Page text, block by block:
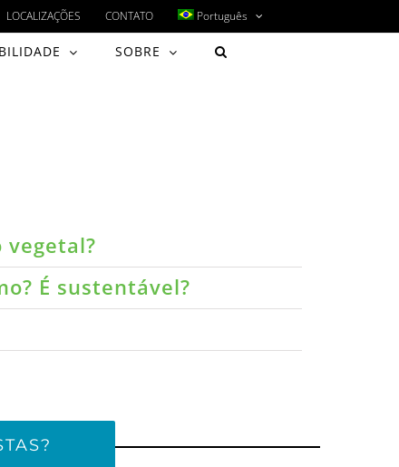
LOCALIZAÇÕES CONTATO Português
SOBRE
É sustentável?